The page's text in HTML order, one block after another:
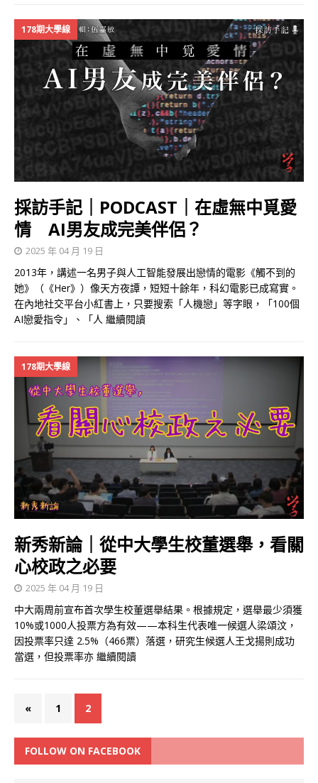
178期大學線
採訪手記｜PODCAST｜在虛無中覓愛
情 AI男友成完美伴侶？
2025 年 04 月 19 日
2013年，講述一名男子與人工智能發展出戀情的電影《觸不到的
她》（《Her》）像天方夜譚，短短十餘年，科幻電影已成寫實。
在內地社交平台小紅書上，只要搜索「人機戀」等字眼，「100個
AI戀愛指令」、「人 繼續閱讀
178期大學線
新秀新論｜從中大學生校董選舉，看關
心校政之必要
2025 年 04 月 19 日
中大兩周前宣布首次學生校董選舉結果。根據規定，選舉最少須獲
10%或1000人投票方為有效——本科生代表唯一候選人梁頌汶，
因投票率只達 2.5%（466票）落選，研究生候選人王戈揚則成功
當選，但投票率亦 繼續閱讀
« 1 2
FOLLOW ON FACEBOOK